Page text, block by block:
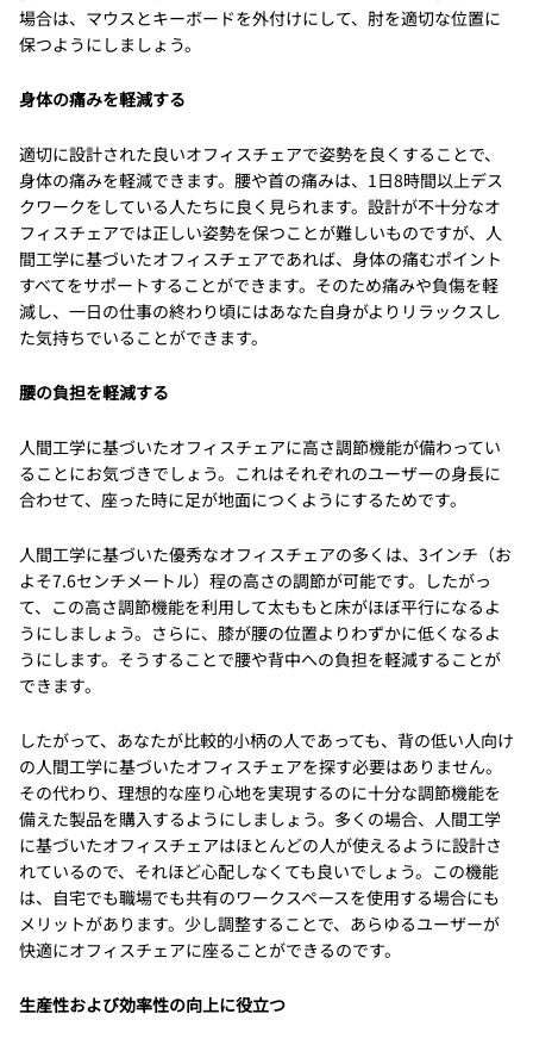
場合は、マウスとキーボードを外付けにして、肘を適切な位置に
保つようにしましょう。
身体の痛みを軽減する
適切に設計された良いオフィスチェアで姿勢を良くすることで、
身体の痛みを軽減できます。腰や首の痛みは、1日8時間以上デス
クワークをしている人たちに良く見られます。設計が不十分なオ
フィスチェアでは正しい姿勢を保つことが難しいものですが、人
間工学に基づいたオフィスチェアであれば、身体の痛むポイント
すべてをサポートすることができます。そのため痛みや負傷を軽
減し、一日の仕事の終わり頃にはあなた自身がよりリラックスし
た気持ちでいることができます。
腰の負担を軽減する
人間工学に基づいたオフィスチェアに高さ調節機能が備わってい
ることにお気づきでしょう。これはそれぞれのユーザーの身長に
合わせて、座った時に足が地面につくようにするためです。
人間工学に基づいた優秀なオフィスチェアの多くは、3インチ（お
よそ7.6センチメートル）程の高さの調節が可能です。したがっ
て、この高さ調節機能を利用して太ももと床がほぼ平行になるよ
うにしましょう。さらに、膝が腰の位置よりわずかに低くなるよ
うにします。そうすることで腰や背中への負担を軽減することが
できます。
したがって、あなたが比較的小柄の人であっても、背の低い人向け
の人間工学に基づいたオフィスチェアを探す必要はありません。
その代わり、理想的な座り心地を実現するのに十分な調節機能を
備えた製品を購入するようにしましょう。多くの場合、人間工学
に基づいたオフィスチェアはほとんどの人が使えるように設計さ
れているので、それほど心配しなくても良いでしょう。この機能
は、自宅でも職場でも共有のワークスペースを使用する場合にも
メリットがあります。少し調整することで、あらゆるユーザーが
快適にオフィスチェアに座ることができるのです。
生産性および効率性の向上に役立つ